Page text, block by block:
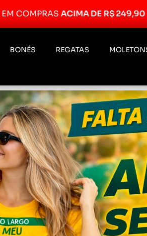
ACIMA DE R$ 249,90• FRETE
BONÉS REGATAS